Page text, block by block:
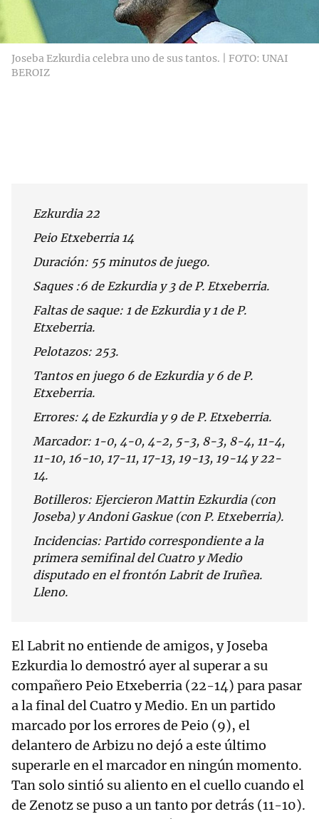
Joseba Ezkurdia celebra uno de sus tantos. | FOTO: UNAI
BEROIZ
Ezkurdia 22
Peio Etxeberria 14
Duración: 55 minutos de juego.
Saques :6 de Ezkurdia y 3 de P. Etxeberria.
Faltas de saque: 1 de Ezkurdia y 1 de P.
Etxeberria.
Pelotazos: 253.
Tantos en juego 6 de Ezkurdia y 6 de P.
Etxeberria.
Errores: 4 de Ezkurdia y 9 de P. Etxeberria.
Marcador: 1-0, 4-0, 4-2, 5-3, 8-3, 8-4, 11-4,
11-10, 16-10, 17-11, 17-13, 19-13, 19-14 y 22-
14.
Botilleros: Ejercieron Mattin Ezkurdia (con
Joseba) y Andoni Gaskue (con P. Etxeberria).
Incidencias: Partido correspondiente a la
primera semifinal del Cuatro y Medio
disputado en el frontón Labrit de Iruñea.
Lleno.
El Labrit no entiende de amigos, y Joseba
Ezkurdia lo demostró ayer al superar a su
compañero Peio Etxeberria (22-14) para pasar
a la final del Cuatro y Medio. En un partido
marcado por los errores de Peio (9), el
delantero de Arbizu no dejó a este último
superarle en el marcador en ningún momento.
Tan solo sintió su aliento en el cuello cuando el
de Zenotz se puso a un tanto por detrás (11-10).